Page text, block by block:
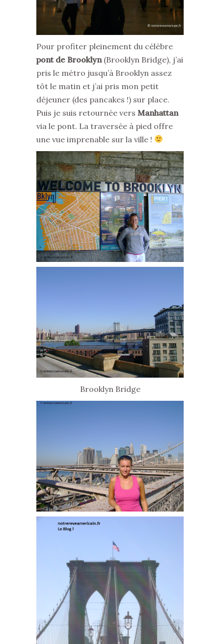
Pour profiter pleinement du célèbre
pont de Brooklyn (Brooklyn Bridge), j’ai
pris le métro jusqu’à Brooklyn assez
tôt le matin et j’ai pris mon petit
déjeuner (des pancakes !) sur place.
Puis je suis retournée vers Manhattan
via le pont. La traversée à pied offre
une vue imprenable sur la ville !
Brooklyn Bridge